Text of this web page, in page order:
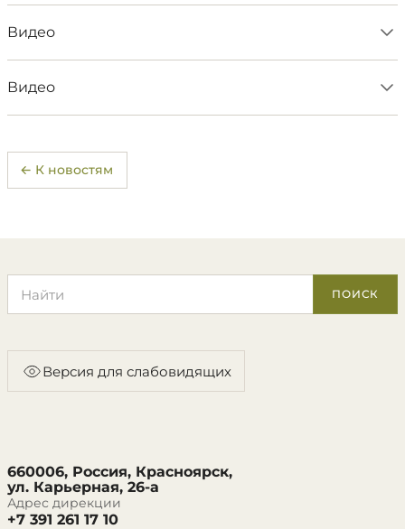
Видео
Видео
← К новостям
ПОИСК
Версия для слабовидящих
660006, Россия, Красноярск,
ул. Карьерная, 26-а
Адрес дирекции
+7 391 261 17 10